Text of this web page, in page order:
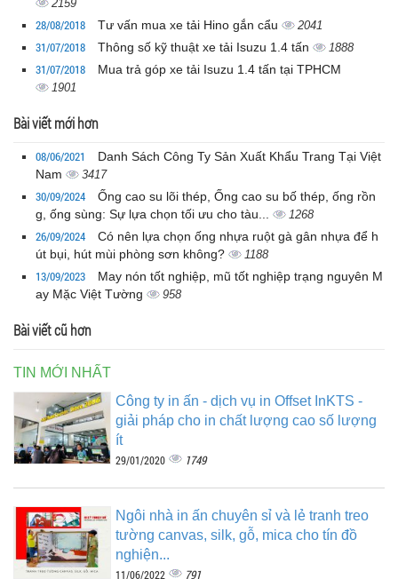
2159
28/08/2018 Tư vấn mua xe tải Hino gắn cẩu 2041
31/07/2018 Thông số kỹ thuật xe tải Isuzu 1.4 tấn 1888
31/07/2018 Mua trả góp xe tải Isuzu 1.4 tấn tại TPHCM
1901
Bài viết mới hơn
08/06/2021
Danh Sách Công Ty Sản Xuất Khẩu Trang Tại Việt
Nam
3417
30/09/2024
Ống cao su lõi thép, Ống cao su bố thép, ống rồn
g, ống sùng: Sự lựa chọn tối ưu cho tàu...
1268
26/09/2024
Có nên lựa chọn ống nhựa ruột gà gân nhựa để h
út bụi, hút mùi phòng sơn không?
1188
13/09/2023
May nón tốt nghiệp, mũ tốt nghiệp trạng nguyên M
ay Mặc Việt Tường
958
Bài viết cũ hơn
TIN MỚI NHẤT
Công ty in ấn - dịch vụ in Offset InKTS -
giải pháp cho in chất lượng cao số lượng
ít
29/01/2020 1749
Ngôi nhà in ấn chuyên sỉ và lẻ tranh treo
tường canvas, silk, gỗ, mica cho tín đồ
nghiện...
11/06/2022 791